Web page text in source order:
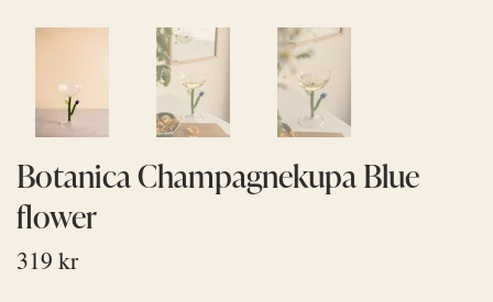
Botanica Champagnekupa Blue
flower
319 kr